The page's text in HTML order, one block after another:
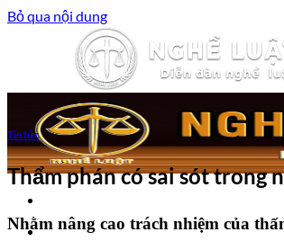
Bỏ qua nội dung
Trang chủ
Tin tức
Thẩm phán có sai sót trong
Nhằm nâng cao trách nhiệm của